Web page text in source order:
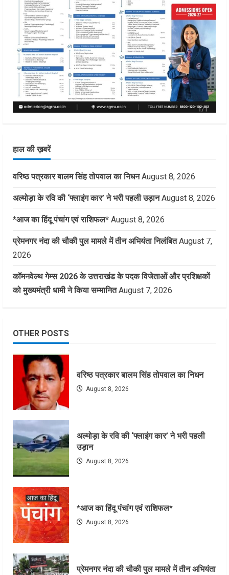
हाल की ख़बरें
वरिष्ठ पत्रकार बालम सिंह तोपवाल का निधन August 8, 2026
अल्मोड़ा के रवि की ‘फ्लाइंग कार’ ने भरी पहली उड़ान August 8, 2026
*आज का हिंदू पंचांग एवं राशिफल* August 8, 2026
प्रेमनगर नंदा की चौकी पुल मामले में तीन अभियंता निलंबित August 7,
2026
कॉमनवेल्थ गेम्स 2026 के उत्तराखंड के पदक विजेताओं और प्रशिक्षकों
को मुख्यमंत्री धामी ने किया सम्मानित August 7, 2026
OTHER POSTS
वरिष्ठ पत्रकार बालम सिंह तोपवाल का निधन
August 8, 2026
अल्मोड़ा के रवि की ‘फ्लाइंग कार’ ने भरी पहली
उड़ान
August 8, 2026
*आज का हिंदू पंचांग एवं राशिफल*
August 8, 2026
प्रेमनगर नंदा की चौकी पुल मामले में तीन अभियंता